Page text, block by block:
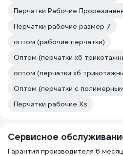
Перчатки Рабочие
Перчатки рабочие размер 7
оптом (рабочие перчатки)
Оптом (перчатки хб
оптом (перчатки хб
Оптом (перчатки с
Перчатки рабочие Xs
Сервисное
Гарантия производителя 6